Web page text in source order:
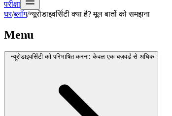
परीक्षा
घर/ब्लॉग/न्यूरोडाइवर्सिटी क्या है? मूल बातों को समझना
Menu
न्यूरोडाइवर्सिटी को परिभाषित करना: केवल एक बज़वर्ड से अधिक